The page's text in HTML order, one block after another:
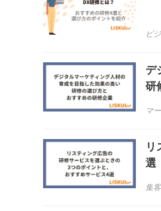
ビ
デ
研
マ
リ
選
集